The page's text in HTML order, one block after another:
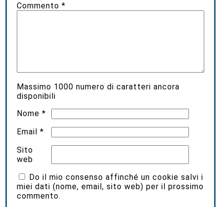
Commento*
Massimo 1000 numero di caratteri ancora
disponibili
Nome*
Email*
Sito
web
Do il mio consenso affinché un cookie salvi i
miei dati (nome, email, sito web) per il prossimo
commento.